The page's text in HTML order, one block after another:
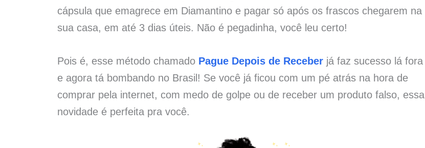
cápsula que emagrece em Diamantino e pagar só após os frascos chegarem na
sua casa, em até 3 dias úteis. Não é pegadinha, você leu certo!
Pois é, esse método chamado Pague Depois de Receber já faz sucesso lá fora
e agora tá bombando no Brasil! Se você já ficou com um pé atrás na hora de
comprar pela internet, com medo de golpe ou de receber um produto falso, essa
novidade é perfeita pra você.